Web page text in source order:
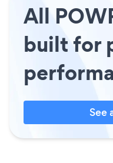
All
built for
See